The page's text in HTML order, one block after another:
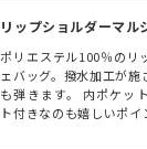
リップショルダーマル
ポリエステル100％のリ
ェバッグ。撥水加工が
も弾きます。 内ポケッ
ト付きなのも嬉しいポ